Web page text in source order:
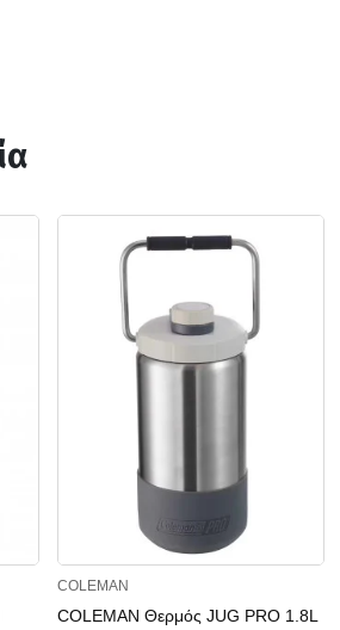
COLEMAN
COLEMAN Θερμός JUG PRO 1.8L